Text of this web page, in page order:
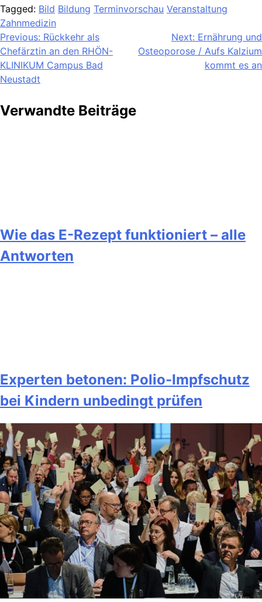
Tagged: Bild Bildung Terminvorschau Veranstaltung
Zahnmedizin
Beitragsnavigation
Previous: Rückkehr als
Chefärztin an den RHÖN-
KLINIKUM Campus Bad
Neustadt
Next: Ernährung und
Osteoporose / Aufs Kalzium
kommt es an
Verwandte Beiträge
Wie das E-Rezept funktioniert – alle
Antworten
Experten betonen: Polio-Impfschutz
bei Kindern unbedingt prüfen